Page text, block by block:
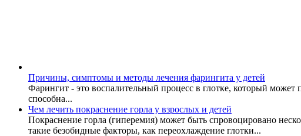
Причины, симптомы и методы лечения фарингита у детей
Фарингит - это воспалительный процесс в глотке, который может
способна...
Чем лечить покраснение горла у взрослых и детей
Покраснение горла (гиперемия) может быть спровоцировано
такие безобидные факторы, как переохлаждение глотки...